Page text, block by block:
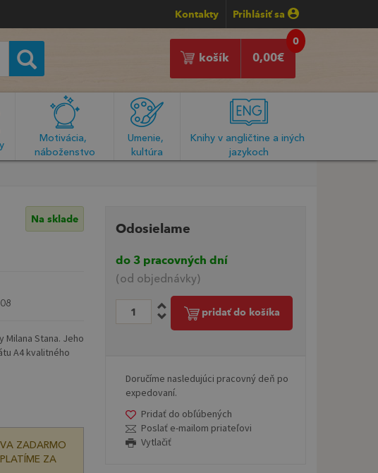
Kontakty Prihlásiť sa
0
0,00€
košík
Motivácia,
náboženstvo
Umenie,
kultúra
Knihy v angličtine a iných
jazykoch
Na sklade
Stana. Jeho
A4 kvalitného
ZADARMO
ZA
Odosielame
do 3 pracovných dní
(od objednávky)
pridať do košíka
Doručíme nasledujúci pracovný deň po
expedovaní.
Pridať do obľúbených
Poslať e-mailom priateľovi
Vytlačiť